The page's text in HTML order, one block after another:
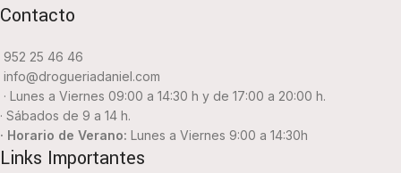
Contacto
952 25 46 46
info@drogueriadaniel.com
· Lunes a Viernes 09:00 a 14:30 h y de 17:00 a 20:00 h.
· Sábados de 9 a 14 h.
· Horario de Verano: Lunes a Viernes 9:00 a 14:30h
Links Importantes